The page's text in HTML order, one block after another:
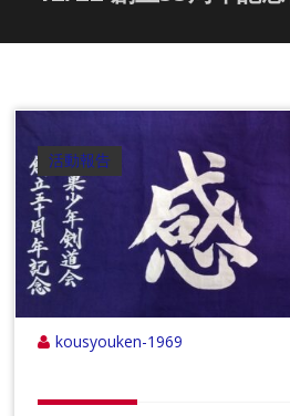
活動報告
kousyouken-1969